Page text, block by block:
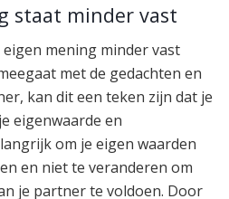
staat minder vast
mening minder vast
met de gedachten en
kan dit een teken zijn dat je
eigenwaarde en
om je eigen waarden
en niet te veranderen om
je partner te voldoen. Door